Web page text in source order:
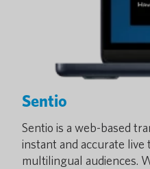
Sentio
Sentio is a web-based
instant and accurate live
multilingual audiences.